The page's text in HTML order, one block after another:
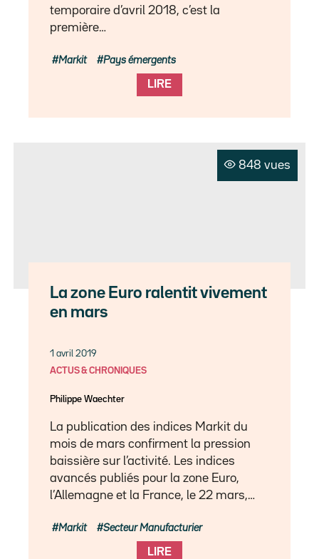
temporaire d’avril 2018, c’est la
première…
LIRE
Markit Pays émergents
848 vues
La zone Euro ralentit vivement
en mars
1 avril 2019
ACTUS & CHRONIQUES
Philippe Waechter
La publication des indices Markit du
mois de mars confirment la pression
baissière sur l’activité. Les indices
avancés publiés pour la zone Euro,
l’Allemagne et la France, le 22 mars,…
LIRE
Markit Secteur Manufacturier